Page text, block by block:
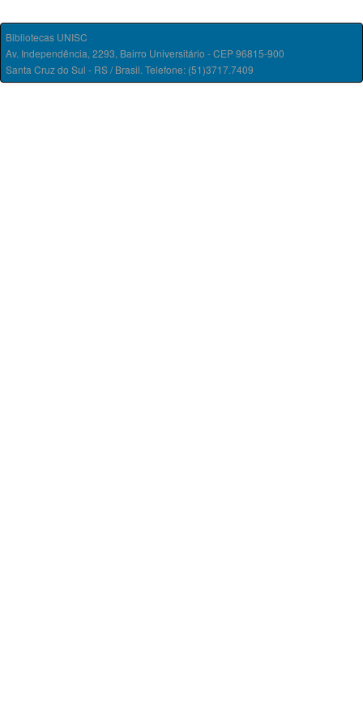
Bibliotecas UNISC
Av. Independência, 2293, Bairro Universitário - CEP 96815-900
Santa Cruz do Sul - RS / Brasil. Telefone: (51)3717.7409